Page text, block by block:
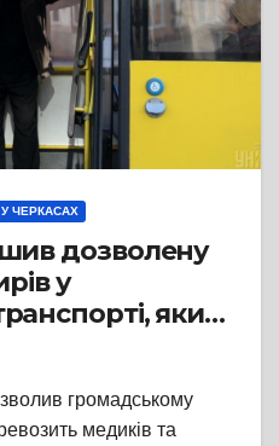
У ЧЕРКАСАХ
дозволену
у
який
громадському
медиків та